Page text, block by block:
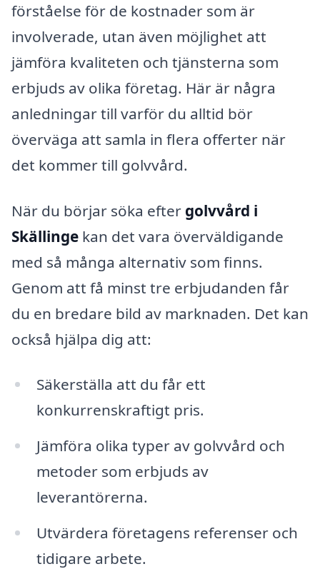
förståelse för de kostnader som är
involverade, utan även möjlighet att
jämföra kvaliteten och tjänsterna som
erbjuds av olika företag. Här är några
anledningar till varför du alltid bör
överväga att samla in flera offerter när
det kommer till golvvård.
När du börjar söka efter golvvård i
Skällinge kan det vara överväldigande
med så många alternativ som finns.
Genom att få minst tre erbjudanden får
du en bredare bild av marknaden. Det kan
också hjälpa dig att:
Säkerställa att du får ett
konkurrenskraftigt pris.
Jämföra olika typer av golvvård och
metoder som erbjuds av
leverantörerna.
Utvärdera företagens referenser och
tidigare arbete.